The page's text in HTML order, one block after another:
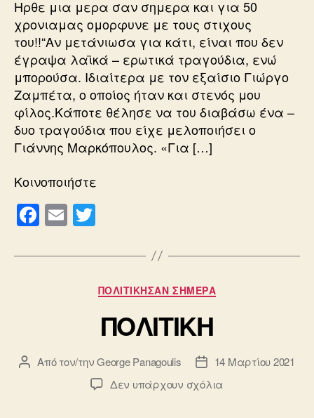
Ηρθε μια μερα σαν σημερα και για 50
χρονιαμας ομορφυνε με τους στιχους
του!!“Αν μετάνιωσα για κάτι, είναι που δεν
έγραψα λαϊκά – ερωτικά τραγούδια, ενώ
μπορούσα. Ιδιαίτερα με τον εξαίσιο Γιώργο
Ζαμπέτα, ο οποίος ήταν και στενός μου
φίλος.Κάποτε θέλησε να του διαβάσω ένα –
δυο τραγούδια που είχε μελοποιήσει ο
Γιάννης Μαρκόπουλος. «Για […]
Κοινοποιήστε
F
a
c
o
k
E
m
ailtt
er Κατηγορίες
ΠΟΛΙΤΙΚΗΣΑΝ ΣΗΜΕΡΑ
ΠΟΛΙΤΙΚΗ
Συντάκτης
Από τον/τηνGeorge Panagoulis
Ημ.
δημοσίευσης
14 Μαρτίου 2021
Δεν υπάρχουν σχόλια